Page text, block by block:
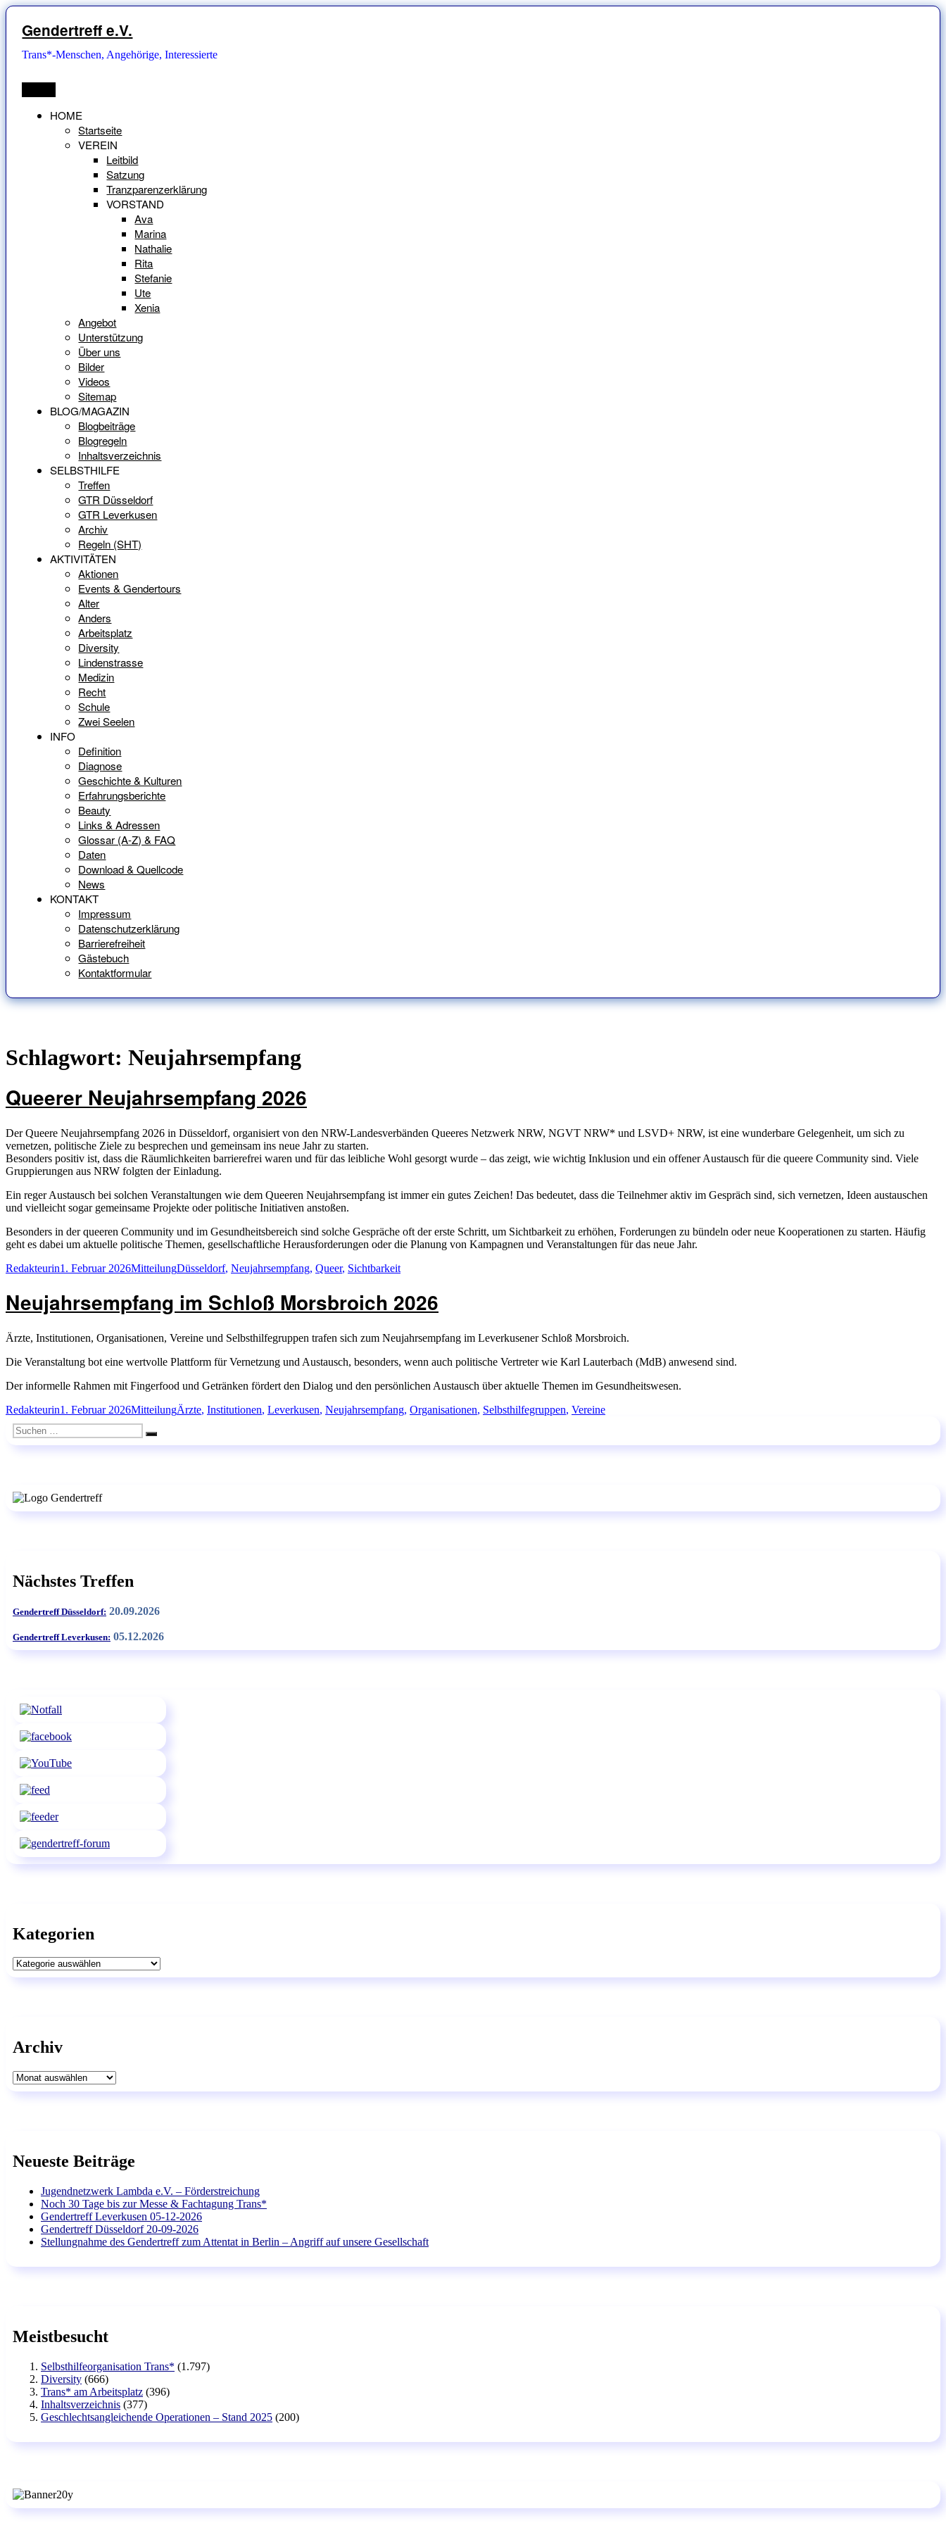
Zum
Inhalt
springen
Gendertreff e.V.
Trans*-Menschen, Angehörige, Interessierte
HOME
Startseite
VEREIN
Leitbild
Satzung
Tranzparenzerklärung
VORSTAND
Ava
Marina
Nathalie
Rita
Stefanie
Ute
Xenia
Angebot
Unterstützung
Über uns
Bilder
Videos
Sitemap
BLOG/MAGAZIN
Blogbeiträge
Blogregeln
Inhaltsverzeichnis
SELBSTHILFE
Treffen
GTR Düsseldorf
GTR Leverkusen
Archiv
Regeln (SHT)
AKTIVITÄTEN
Aktionen
Events & Gendertours
Alter
Anders
Arbeitsplatz
Diversity
Lindenstrasse
Medizin
Recht
Schule
Zwei Seelen
INFO
Definition
Diagnose
Geschichte & Kulturen
Erfahrungsberichte
Beauty
Links & Adressen
Glossar (A-Z) & FAQ
Daten
Download & Quellcode
News
KONTAKT
Impressum
Datenschutzerklärung
Barrierefreiheit
Gästebuch
Kontaktformular
Schlagwort: Neujahrsempfang
Queerer Neujahrsempfang 2026
Der Queere Neujahrsempfang 2026 in Düsseldorf, organisiert von den NRW-Landesverbänden Queeres Netzwerk NRW, NGVT NRW* und LSVD+ NRW, ist eine wunderbare Gelegenheit, um sich zu
vernetzen, politische Ziele zu besprechen und gemeinsam ins neue Jahr zu starten.
Besonders positiv ist, dass die Räumlichkeiten barrierefrei waren und für das leibliche Wohl gesorgt wurde – das zeigt, wie wichtig Inklusion und ein offener Austausch für die queere Community sind. Viele
Gruppierungen aus NRW folgten der Einladung.
Ein reger Austausch bei solchen Veranstaltungen wie dem Queeren Neujahrsempfang ist immer ein gutes Zeichen! Das bedeutet, dass die Teilnehmer aktiv im Gespräch sind, sich vernetzen, Ideen austauschen
und vielleicht sogar gemeinsame Projekte oder politische Initiativen anstoßen.
Besonders in der queeren Community und im Gesundheitsbereich sind solche Gespräche oft der erste Schritt, um Sichtbarkeit zu erhöhen, Forderungen zu bündeln oder neue Kooperationen zu starten. Häufig
geht es dabei um aktuelle politische Themen, gesellschaftliche Herausforderungen oder die Planung von Kampagnen und Veranstaltungen für das neue Jahr.
Autor
RedakteurinVeröffentlicht
1. Februar 2026Kategorien
MitteilungSchlagwörter
Düsseldorf, Neujahrsempfang, Queer, Sichtbarkeit
Neujahrsempfang im Schloß Morsbroich 2026
Ärzte, Institutionen, Organisationen, Vereine und Selbsthilfegruppen trafen sich zum Neujahrsempfang im Leverkusener Schloß Morsbroich.
Die Veranstaltung bot eine wertvolle Plattform für Vernetzung und Austausch, besonders, wenn auch politische Vertreter wie Karl Lauterbach (MdB) anwesend sind.
Der informelle Rahmen mit Fingerfood und Getränken fördert den Dialog und den persönlichen Austausch über aktuelle Themen im Gesundheitswesen.
Autor
RedakteurinVeröffentlicht
am
1. Februar 2026Kategorien
MitteilungSchlagwörter
Ärzte, Institutionen, Leverkusen, Neujahrsempfang, Organisationen, Selbsthilfegruppen, Vereine
Suchen
nach:
Suchen
Nächstes Treffen
Gendertreff Düsseldorf: 20.09.2026
Gendertreff Leverkusen: 05.12.2026
Kategorien
Kategorien
Archiv
Archiv
Neueste Beiträge
Jugendnetzwerk Lambda e.V. – Förderstreichung
Noch 30 Tage bis zur Messe & Fachtagung Trans*
Gendertreff Leverkusen 05-12-2026
Gendertreff Düsseldorf 20-09-2026
Stellungnahme des Gendertreff zum Attentat in Berlin – Angriff auf unsere Gesellschaft
Meistbesucht
Selbsthilfeorganisation Trans* (1.797)
Diversity (666)
Trans* am Arbeitsplatz (396)
Inhaltsverzeichnis (377)
Geschlechtsangleichende Operationen – Stand 2025 (200)